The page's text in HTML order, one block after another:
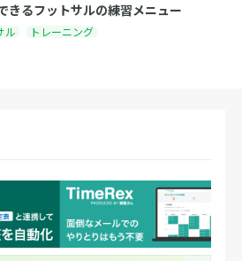
きるフットサルの練習メニュー
ル トレーニング